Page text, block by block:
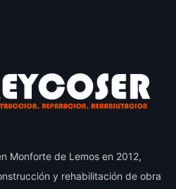
Monforte de Lemos en 2012,
y rehabilitación de obra